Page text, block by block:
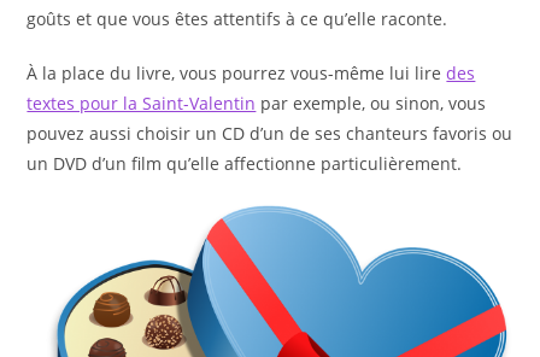
goûts et que vous êtes attentifs à ce qu’elle raconte.
À la place du livre, vous pourrez vous-même lui liredes
textes pour la Saint-Valentin par exemple, ou sinon, vous
pouvez aussi choisir un CD d’un de ses chanteurs favoris ou
un DVD d’un film qu’elle affectionne particulièrement.